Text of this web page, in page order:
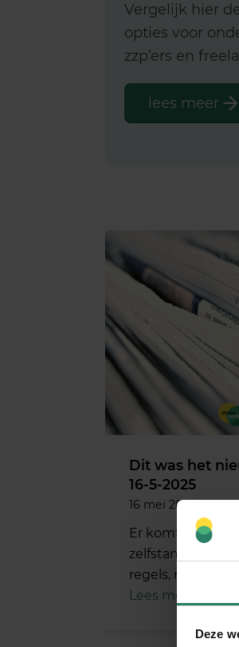
Deze
Vergelijk hier
opties voor
zzp’ers en
lees meer
Dit was het
16-5-2025
16 mei 2025
Er komt nogal
zelfstandigen af:
regels,
Lees meer